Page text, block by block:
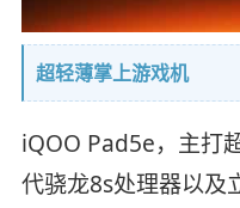
超轻薄掌上游戏机
iQOO Pad5e，主打
代骁龙8s处理器以及